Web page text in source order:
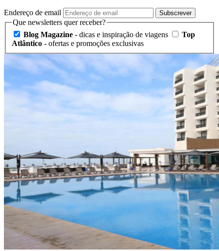
Endereço de email Subscrever
Que newsletters quer receber?
Blog Magazine - dicas e inspiração de viagens
Top
Atlântico - ofertas e promoções exclusivas